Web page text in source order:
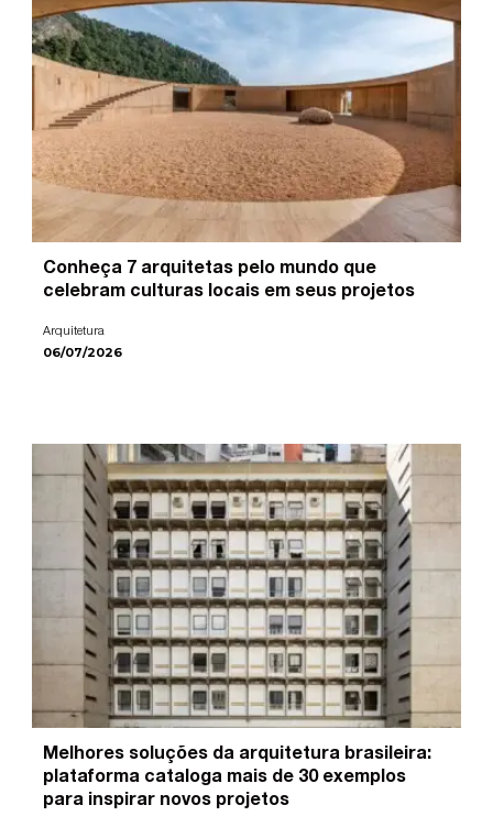
Conheça 7 arquitetas pelo mundo que
celebram culturas locais em seus projetos
Arquitetura
06/07/2026
Melhores soluções da arquitetura brasileira:
plataforma cataloga mais de 30 exemplos
para inspirar novos projetos